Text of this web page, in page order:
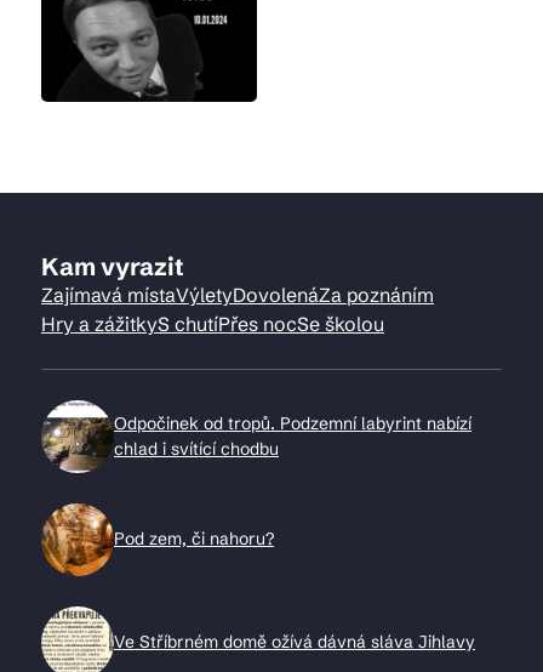
Kam vyrazit
Zajímavá místaVýletyDovolenáZa poznáním
Hry a zážitkyS chutíPřes nocSe školou
Odpočinek od tropů. Podzemní labyrint nabízí
chlad i svítící chodbu
Pod zem, či nahoru?
Ve Stříbrném domě ožívá dávná sláva Jihlavy